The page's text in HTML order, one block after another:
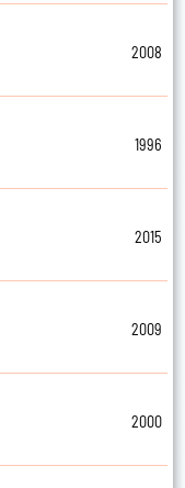
2008
1996
2015
2009
2000